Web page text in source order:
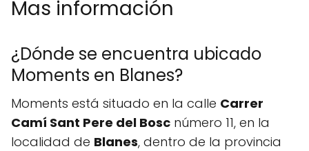
Mas información
¿Dónde se encuentra ubicado
Moments en Blanes?
Moments está situado en la calle Carrer
Camí Sant Pere del Bosc número 11, en la
localidad de Blanes, dentro de la provincia